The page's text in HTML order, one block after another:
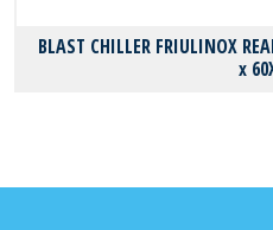
BLAST CHILLER FRIULINOX
x